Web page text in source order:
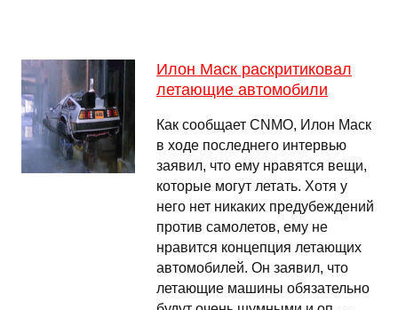
Илон Маск раскритиковал
летающие автомобили
Как сообщает CNMO, Илон Маск
в ходе последнего интервью
заявил, что ему нравятся вещи,
которые могут летать. Хотя у
него нет никаких предубеждений
против самолетов, ему не
нравится концепция летающих
автомобилей. Он заявил, что
летающие машины обязательно